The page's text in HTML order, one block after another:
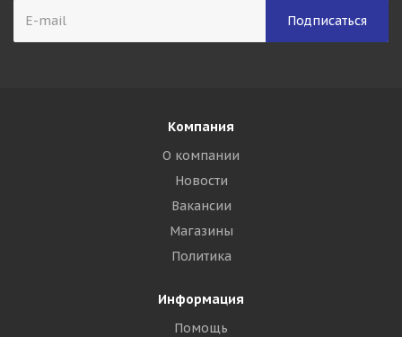
Компания
О компании
Новости
Вакансии
Магазины
Политика
Информация
Помощь